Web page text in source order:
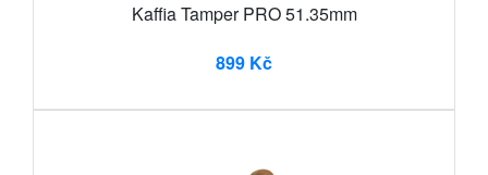
Kaffia Tamper PRO 51.35mm
899 Kč